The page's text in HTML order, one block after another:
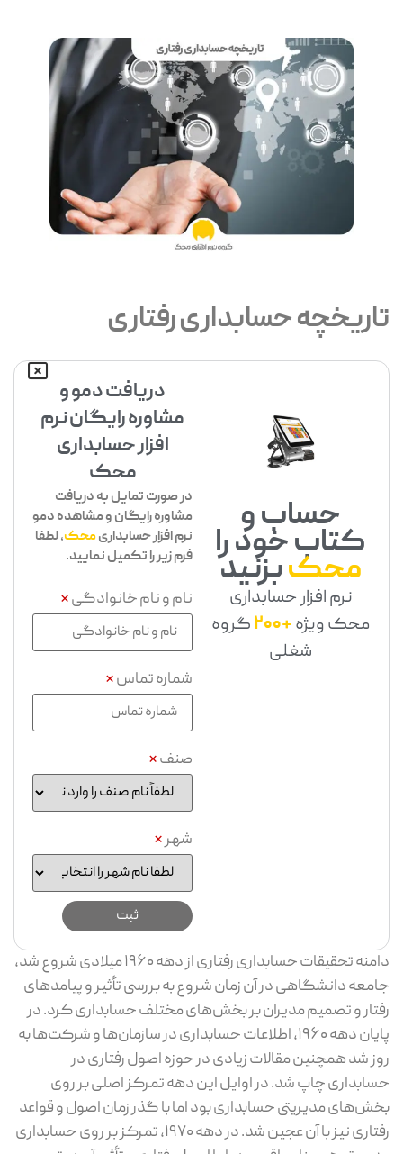
تاریخچه حسابداری رفتاری
حساب و
کتاب خود را
محکبزنید
نرم افزار حسابداری
محک ویژه+200
گروه
شغلی
دریافت دمو و
مشاوره رایگان نرم
افزار حسابداری
محک
در صورت تمایل به دریافت
مشاوره رایگان و مشاهده دمو
نرم افزار حسابداریمحک، لطفا
فرم زیر را تکمیل نمایید.
نام و نام خانوادگی*
شماره تماس*
صنف*
شهر*
دامنه تحقیقات حسابداری رفتاری از دهه ۱۹۶۰ میلادی شروع شد،
جامعه دانشگاهی در آن زمان شروع به بررسی تأثیر و پیامد‌های
رفتار و تصمیم مدیران بر بخش‌های مختلف حسابداری کرد. در
پایان دهه ۱۹۶۰، اطلاعات حسابداری در سازمان‌ها و شرکت‌ها به
روز شد همچنین مقالات زیادی در حوزه اصول رفتاری در
حسابداری چاپ شد. در اوایل این دهه تمرکز اصلی بر روی
بخش‌های مدیریتی حسابداری بود اما با گذر زمان اصول و قواعد
رفتاری نیز با آن عجین شد. در دهه ۱۹۷۰، تمرکز بر روی حسابداری